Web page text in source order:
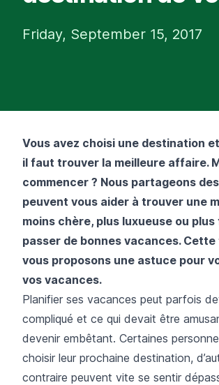
Friday, September 15, 2017
Vous avez choisi une destination
il faut trouver la meilleure affaire.
commencer ? Nous partageons
peuvent vous aider à trouver une
moins chère, plus luxueuse ou
passer de bonnes vacances.
vous proposons une astuce pour
vos vacances.
Planifier ses vacances peut parfois
compliqué et ce qui devait être
devenir embêtant. Certaines
choisir leur prochaine destination,
contraire peuvent vite se sentir